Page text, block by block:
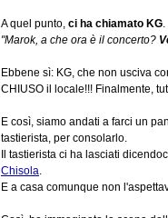
A quel punto, ci ha chiamato KG.
"Marok, a che ora è il concerto?
Ebbene sì: KG, che non usciva
CHIUSO il locale!!! Finalmente,
E così, siamo andati a farci un
tastierista, per consolarlo.
Il tastierista ci ha lasciati
Chisola.
E a casa comunque non